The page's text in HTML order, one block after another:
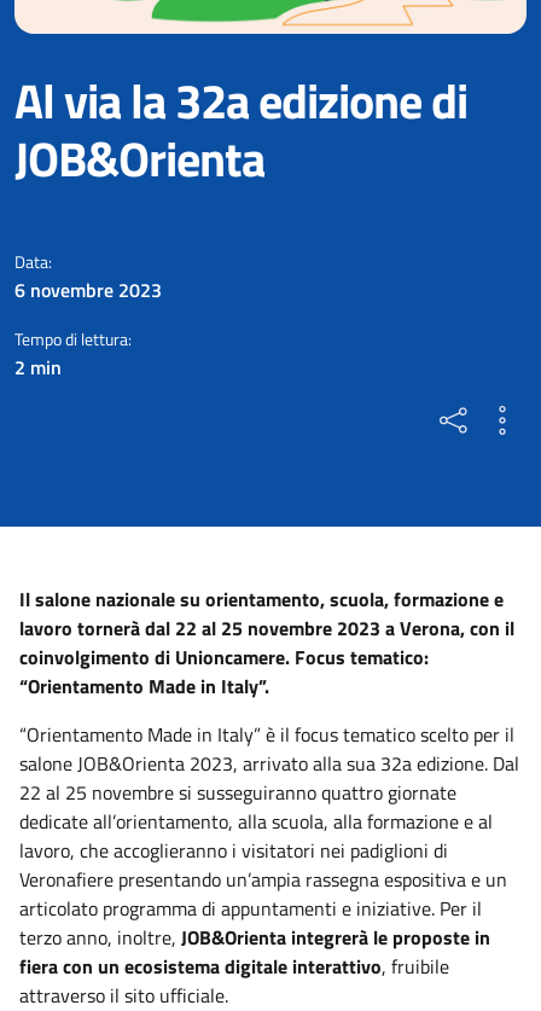
Al via la 32a edizione di
JOB&Orienta
Data:
6 novembre 2023
Tempo di lettura:
2 min
Il salone nazionale su orientamento, scuola, formazione e
lavoro tornerà dal 22 al 25 novembre 2023 a Verona, con il
coinvolgimento di Unioncamere. Focus tematico:
“Orientamento Made in Italy”.
“Orientamento Made in Italy” è il focus tematico scelto per il
salone JOB&Orienta 2023, arrivato alla sua 32a edizione. Dal
22 al 25 novembre si susseguiranno quattro giornate
dedicate all’orientamento, alla scuola, alla formazione e al
lavoro, che accoglieranno i visitatori nei padiglioni di
Veronafiere presentando un’ampia rassegna espositiva e un
articolato programma di appuntamenti e iniziative. Per il
terzo anno, inoltre, JOB&Orienta integrerà le proposte in
fiera con un ecosistema digitale interattivo, fruibile
attraverso il sito ufficiale.